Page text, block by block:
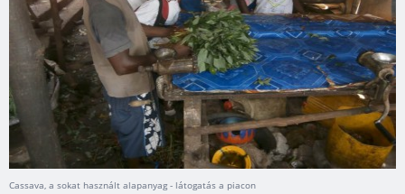
Cassava, a sokat használt alapanyag - látogatás a piacon